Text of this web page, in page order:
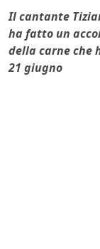
Il cantante
ha fatto un
della carne che
21 giugno